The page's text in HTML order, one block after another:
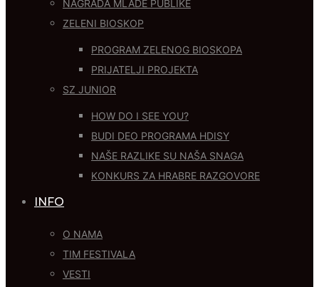
NAGRADA MLADE PUBLIKE
ZELENI BIOSKOP
PROGRAM ZELENOG BIOSKOPA
PRIJATELJI PROJEKTA
SZ JUNIOR
HOW DO I SEE YOU?
BUDI DEO PROGRAMA HDISY
NAŠE RAZLIKE SU NAŠA SNAGA
KONKURS ZA HRABRE RAZGOVORE
INFO
O NAMA
TIM FESTIVALA
VESTI